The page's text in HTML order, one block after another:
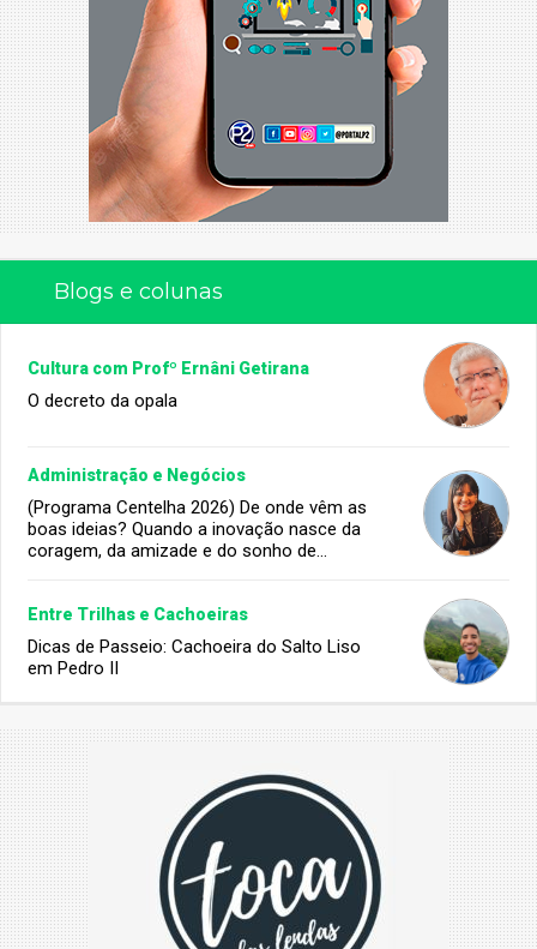
Blogs e colunas
Cultura com Profº Ernâni Getirana
O decreto da opala
Administração e Negócios
(Programa Centelha 2026) De onde vêm as
boas ideias? Quando a inovação nasce da
coragem, da amizade e do sonho de
Entre Trilhas e Cachoeiras
Dicas de Passeio: Cachoeira do Salto Liso
em Pedro II